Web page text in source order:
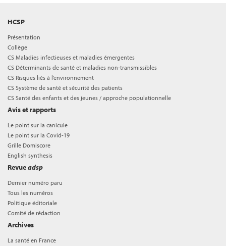
HCSP
Présentation
Collège
CS Maladies infectieuses et maladies émergentes
CS Déterminants de santé et maladies non-transmissibles
CS Risques liés à l’environnement
CS Système de santé et sécurité des patients
CS Santé des enfants et des jeunes / approche populationnelle
Avis et rapports
Le point sur la canicule
Le point sur la Covid-19
Grille Domiscore
English synthesis
Revueadsp
Dernier numéro paru
Tous les numéros
Politique éditoriale
Comité de rédaction
Archives
La santé en France